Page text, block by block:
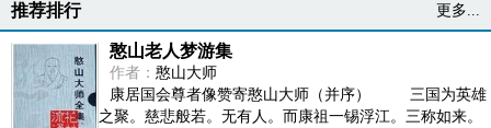
推荐排行 更多...
憨山老人梦游集
作者： 憨山大师
康居国会尊者像赞寄憨山大师（并序） 三国为英雄
之聚。慈悲般若。无有人。而康祖一锡浮江。三称如来。